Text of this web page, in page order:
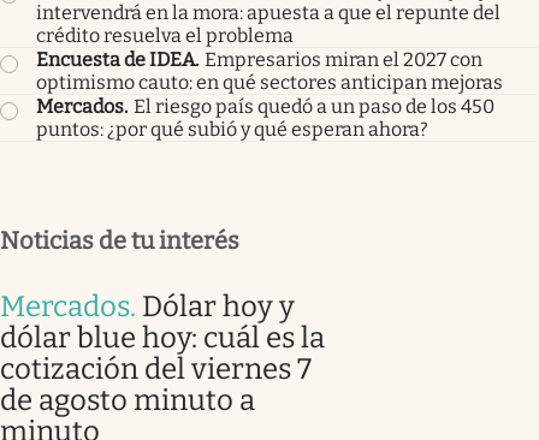
intervendrá en la mora: apuesta a que el repunte del
crédito resuelva el problema
Encuesta de IDEA. Empresarios miran el 2027 con
optimismo cauto: en qué sectores anticipan mejoras
Mercados. El riesgo país quedó a un paso de los 450
puntos: ¿por qué subió y qué esperan ahora?
Noticias de tu interés
Mercados. Dólar hoy y
dólar blue hoy: cuál es la
cotización del viernes 7
de agosto minuto a
minuto